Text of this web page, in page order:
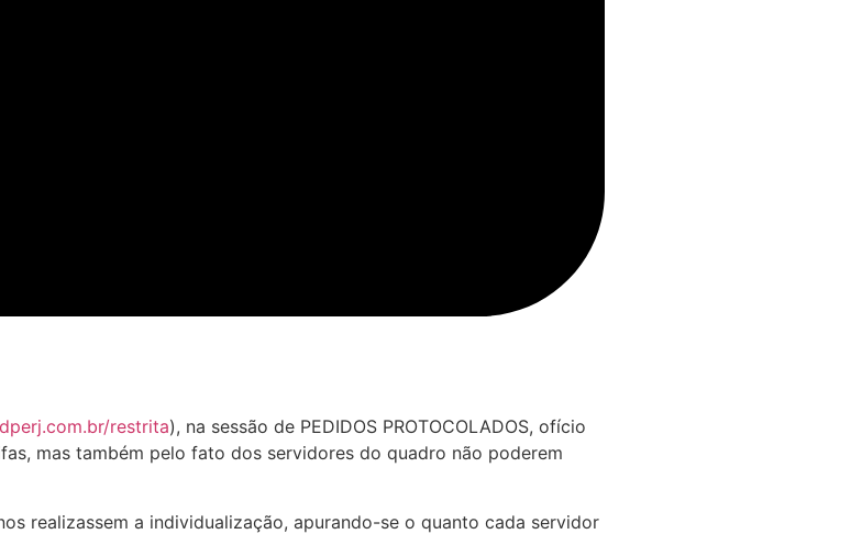
restrita), na sessão de PEDIDOS PROTOCOLADOS, ofício
mas também pelo fato dos servidores do quadro não poderem
realizassem a individualização, apurando-se o quanto cada servidor